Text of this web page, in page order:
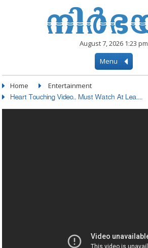
August 7, 2026 1:23 pm
Menu
Home Entertainment
Heart Touching Video.. Must Watch At Lea....